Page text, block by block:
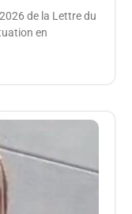
de la Lettre du
en